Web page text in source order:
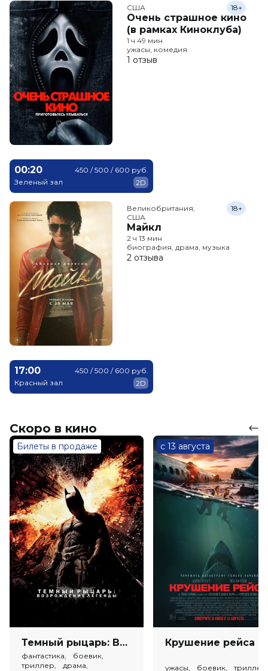
США
Очень страшное кино
(в рамках Киноклуба)
18+
1 ч 49 мин
ужасы, комедия
1 отзыв
00:20
Зеленый зал
450 / 500 / 600 руб.
2D
Великобритания,
США
Майкл
18+
2 ч 13 мин
биография, драма, музыка
2 отзыва
17:00
Красный зал
450 / 500 / 600 руб.
2D
Скоро в кино
Билеты в продаже
Темный рыцарь: Возрождение легенды (в рамках Киноклуба) (18+)
фантастика, боевик,
триллер, драма,
с 13 августа
ужасы, боевик, триллер